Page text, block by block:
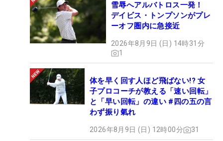
雪辱へアルバトロス一発！
デイビス・トンプソンがプレ
ーオフ圏内に急接近
2026年8月9日 (日) 14時31分
1
体を早く回す人ほど飛ばない!? 女
子プロコーチが教える「速い回転」
と「早い回転」の違い #四の五の言
わず振り氣れ
2026年8月9日 (日) 12時00分 31